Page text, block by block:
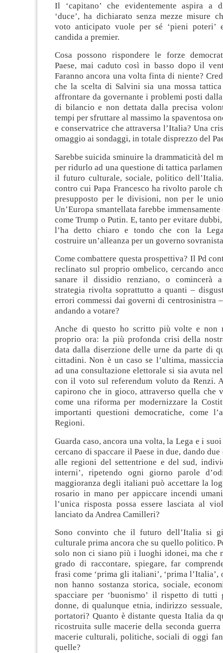
Il ‘capitano’ che evidentemente aspira a
‘duce’, ha dichiarato senza mezze misure
voto anticipato vuole per sé ‘pieni poteri’
candida a premier.
Cosa possono rispondere le forze
Paese, mai caduto così in basso dopo il
Faranno ancora una volta finta di niente?
che la scelta di Salvini sia una mossa
affrontare da governante i problemi posti
di bilancio e non dettata dalla precisa
tempi per sfruttare al massimo la spaventosa
e conservatrice che attraversa l’Italia? Una
omaggio ai sondaggi, in totale disprezzo del
Sarebbe suicida sminuire la drammaticità del
per ridurlo ad una questione di tattica
il futuro culturale, sociale, politico
contro cui Papa Francesco ha rivolto parole
presupposto per le divisioni, non per le
Un’Europa smantellata farebbe
come Trump o Putin. E, tanto per evitare
l’ha detto chiaro e tondo che con la
costruire un’alleanza per un governo
Come combattere questa prospettiva? Il Pd
reclinato sul proprio ombelico, cercando
sanare il dissidio renziano, o comincerà
strategia rivolta soprattutto a quanti –
errori commessi dai governi di centrosinistra
andando a votare?
Anche di questo ho scritto più volte e non
proprio ora: la più profonda crisi della
data dalla diserzione delle urne da parte di
cittadini. Non è un caso se l’ultima,
ad una consultazione elettorale si sia avuta
con il voto sul referendum voluto da Renzi.
capirono che in gioco, attraverso quella che
come una riforma per modernizzare la
importanti questioni democratiche, come
Regioni.
Guarda caso, ancora una volta, la Lega e i
cercano di spaccare il Paese in due, dando
alle regioni del settentrione e del sud,
interni’, ripetendo ogni giorno parole
maggioranza degli italiani può accettare la
rosario in mano per appiccare incendi
l’unica risposta possa essere lasciata al
lanciato da Andrea Camilleri?
Sono convinto che il futuro dell’Italia si
culturale prima ancora che su quello politico.
solo non ci siano più i luoghi idonei, ma che
grado di raccontare, spiegare, far
frasi come ‘prima gli italiani’, ‘prima l’Italia’,
non hanno sostanza storica, sociale,
spacciare per ‘buonismo’ il rispetto di
donne, di qualunque etnia, indirizzo
portatori? Quanto è distante questa Italia da
ricostruita sulle macerie della seconda
macerie culturali, politiche, sociali di oggi
quelle?